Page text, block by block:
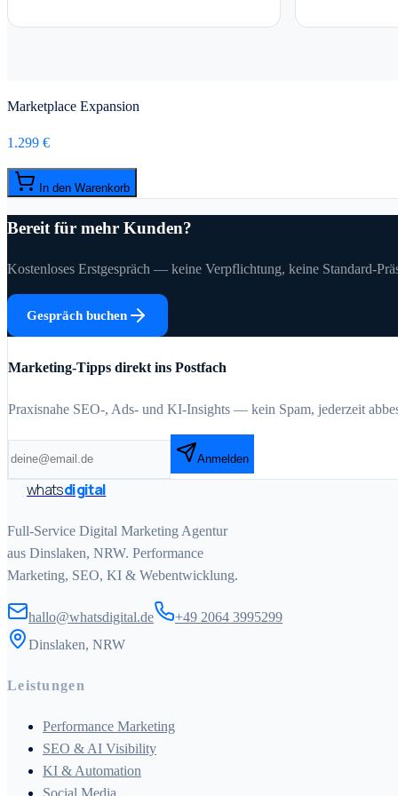
Marketplace Expansion
1.299 €
In den Warenkorb
Bereit für mehr Kunden?
Kostenloses Erstgespräch — keine Verpflichtung, keine Standard-
Gespräch buchen
Marketing-Tipps direkt ins Postfach
Praxisnahe SEO-, Ads- und KI-Insights — kein Spam, jederzeit
Anmelden
whatsdigital
Full-Service Digital Marketing Agentur
aus Dinslaken, NRW. Performance
Marketing, SEO, KI & Webentwicklung.
hallo@whatsdigital.de
+49 2064 3995299
Dinslaken, NRW
Leistungen
Performance Marketing
SEO & AI Visibility
KI & Automation